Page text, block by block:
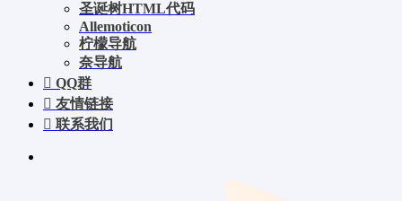
圣诞树HTML代码
Allemoticon
柠檬导航
奈导航
QQ群
友情链接
联系我们